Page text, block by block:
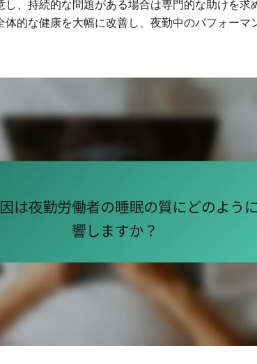
、持続的な問題がある場合は専門的な助けを求
的な健康を大幅に改善し、夜勤中のパフォーマ